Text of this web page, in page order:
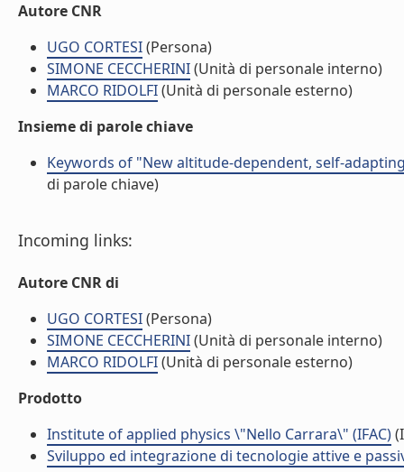
Autore CNR
UGO CORTESI(Persona)
SIMONE CECCHERINI(Unità di personale interno)
MARCO RIDOLFI(Unità di personale esterno)
Insieme di parole chiave
Keywords of "New altitude-dependent, self-
di parole chiave)
Incoming links:
Autore CNR di
UGO CORTESI(Persona)
SIMONE CECCHERINI(Unità di personale interno)
MARCO RIDOLFI(Unità di personale esterno)
Prodotto
Institute of applied physics \"Nello Carrara\" (IFAC)
Sviluppo ed integrazione di tecnologie attive e